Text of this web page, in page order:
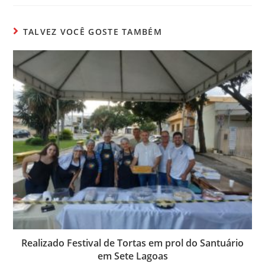
s
A
p
p
e
b
o
o
k
er p
ar
til
h
ar
TALVEZ VOCÊ GOSTE TAMBÉM
Realizado Festival de Tortas em prol do Santuário
em Sete Lagoas